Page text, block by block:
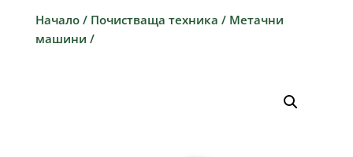
Начало/ Почистваща техника / Метачни
машини /